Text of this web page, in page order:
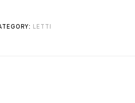
LETTI